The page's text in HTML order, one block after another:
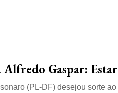
Alfredo Gaspar:
(PL-DF) desejou sorte